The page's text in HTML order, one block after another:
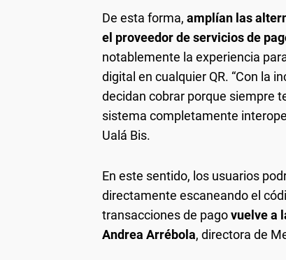
De esta forma, amplían las
el proveedor de servicios de
notablemente la experiencia
digital en cualquier QR. “Con la
decidan cobrar porque siempre
sistema completamente
Ualá Bis.
En este sentido, los usuarios
directamente escaneando el
transacciones de pagovuelve a
Andrea Arrébola, directora de